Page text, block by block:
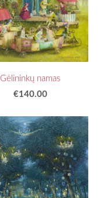
Gėlininkų namas
€140.00